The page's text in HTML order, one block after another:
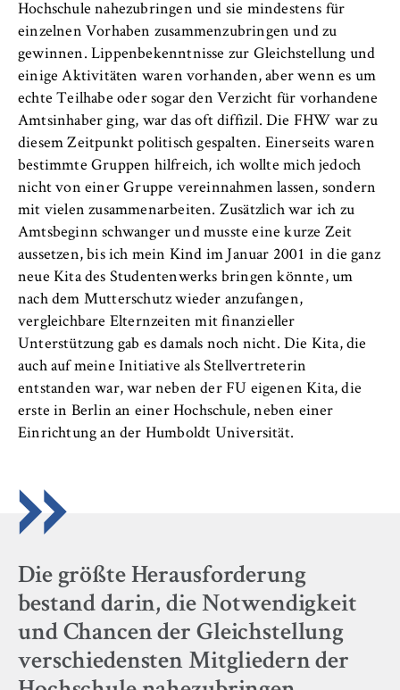
Hochschule nahezubringen und sie mindestens für
einzelnen Vorhaben zusammenzubringen und zu
gewinnen. Lippenbekenntnisse zur Gleichstellung und
einige Aktivitäten waren vorhanden, aber wenn es um
echte Teilhabe oder sogar den Verzicht für vorhandene
Amtsinhaber ging, war das oft diffizil. Die FHW war zu
diesem Zeitpunkt politisch gespalten. Einerseits waren
bestimmte Gruppen hilfreich, ich wollte mich jedoch
nicht von einer Gruppe vereinnahmen lassen, sondern
mit vielen zusammenarbeiten. Zusätzlich war ich zu
Amtsbeginn schwanger und musste eine kurze Zeit
aussetzen, bis ich mein Kind im Januar 2001 in die ganz
neue Kita des Studentenwerks bringen könnte, um
nach dem Mutterschutz wieder anzufangen,
vergleichbare Elternzeiten mit finanzieller
Unterstützung gab es damals noch nicht. Die Kita, die
auch auf meine Initiative als Stellvertreterin
entstanden war, war neben der FU eigenen Kita, die
erste in Berlin an einer Hochschule, neben einer
Einrichtung an der Humboldt Universität.
Die größte Herausforderung
bestand darin, die Notwendigkeit
und Chancen der Gleichstellung
verschiedensten Mitgliedern der
Zweck:
Erlaubt das Anzeigen und Abspielen von
eingebetteten YouTube-Videos, wobei Daten
an Google übertragen und Cookies gesetzt
werden.
Cookie Laufzeit:
bis zu 2 Jahre
STATISTIK
Matomo
Name:
_pk_id, _pk_ses, _pk_ref
Anbieter:
Matomo
Zweck:
Ermöglicht die anonyme Analyse Ihres
helfen zu verstehen, welche Seiten am
Cookie Laufzeit:
bis zu 13 Monate